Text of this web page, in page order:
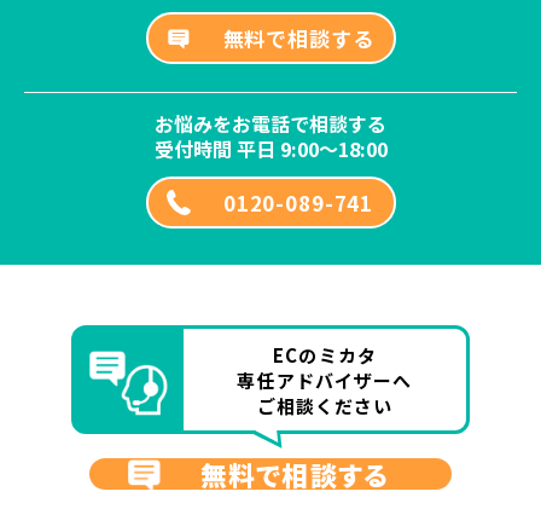
無料で相談する
お悩みをお電話で相談する
受付時間 平日 9:00～18:00
0120-089-741
ECのミカタ
専任アドバイザーへ
ご相談ください
無料で相談する